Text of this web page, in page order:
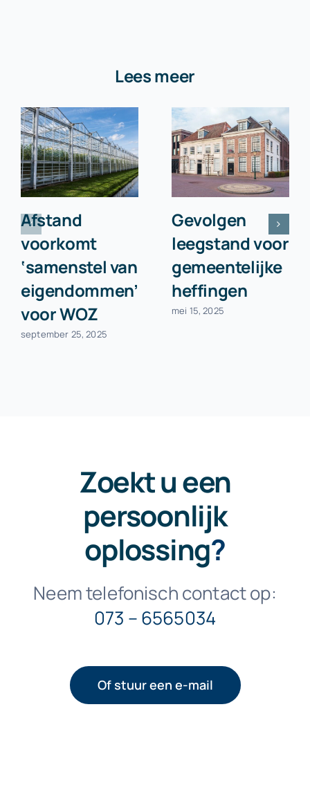
Lees meer
Afstand
voorkomt
‘samenstel van
eigendommen’
voor WOZ
september 25, 2025
Gevolgen
leegstand voor
gemeentelijke
heffingen
mei 15, 2025
Zoekt u een
persoonlijk
oplossing?
Neem telefonisch contact op:
073 – 6565034
Of stuur een e-mail